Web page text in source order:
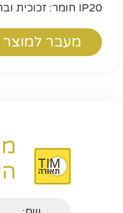
IP20 חומר: זכוכית וברזל
מעבר למוצר